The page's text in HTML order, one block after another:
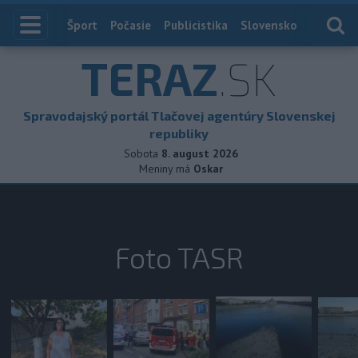
Index
Šport Počasie Publicistika Slovensko
TERAZ.SK
Spravodajský portál Tlačovej agentúry Slovenskej
republiky
Sobota 8. august 2026
Meniny má Oskar
Foto TASR